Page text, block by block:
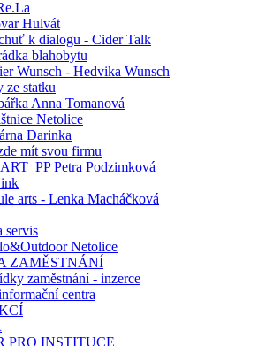
Hulvát
k dialogu - Cider Talk
blahobytu
Wunsch - Hedvika Wunsch
ze statku
Anna Tomanová
Netolice
Darinka
mít svou firmu
Petra Podzimková
arts - Lenka Macháčková
servis
Netolice
ZAMĚSTNÁNÍ
zaměstnání - inzerce
centra
PRO INSTITUCE